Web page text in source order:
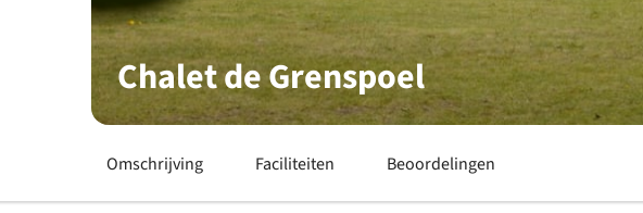
Chalet de Grenspoel
Omschrijving Faciliteiten Beoordelingen